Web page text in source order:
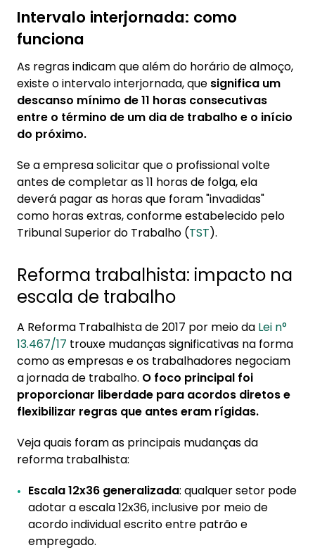
Intervalo interjornada: como
funciona
As regras indicam que além do horário de almoço,
existe o intervalo interjornada, que significa um
descanso mínimo de 11 horas consecutivas
entre o término de um dia de trabalho e o início
do próximo.
Se a empresa solicitar que o profissional volte
antes de completar as 11 horas de folga, ela
deverá pagar as horas que foram "invadidas"
como horas extras, conforme estabelecido pelo
Tribunal Superior do Trabalho (TST).
Reforma trabalhista: impacto na
escala de trabalho
A Reforma Trabalhista de 2017 por meio da Lei n°
13.467/17 trouxe mudanças significativas na forma
como as empresas e os trabalhadores negociam
a jornada de trabalho. O foco principal foi
proporcionar liberdade para acordos diretos e
flexibilizar regras que antes eram rígidas.
Veja quais foram as principais mudanças da
reforma trabalhista:
Escala 12x36 generalizada: qualquer setor pode
adotar a escala 12x36, inclusive por meio de
acordo individual escrito entre patrão e
empregado.